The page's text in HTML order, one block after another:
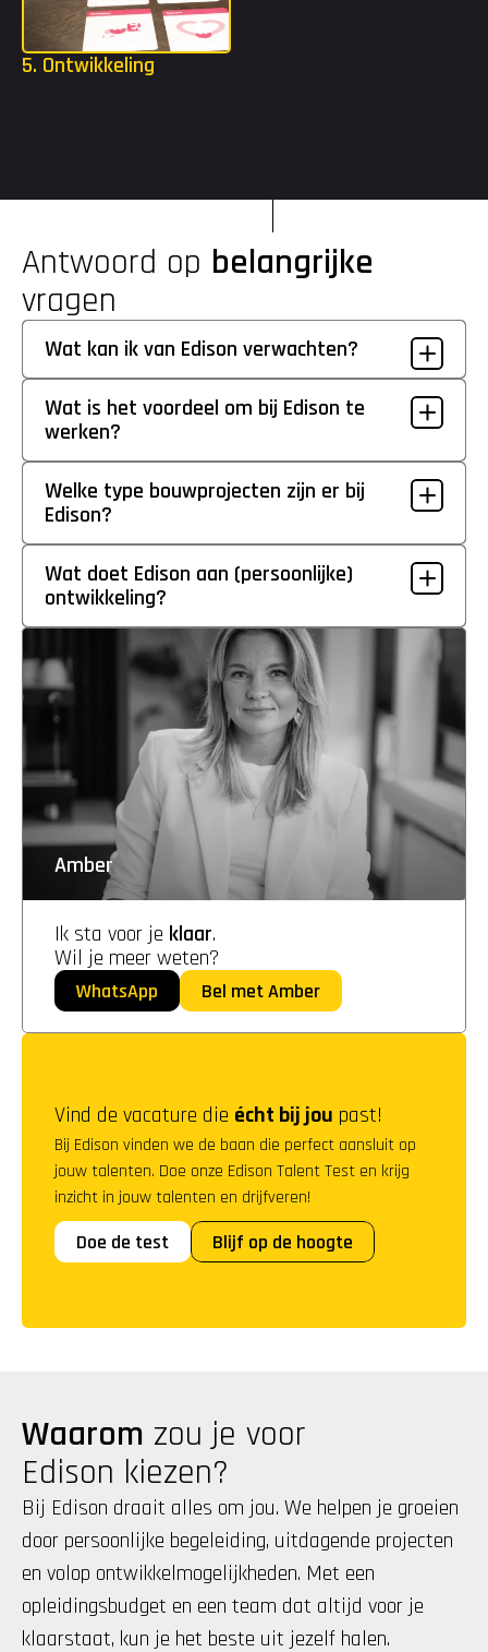
5. Ontwikkeling
Antwoord op belangrijke
vragen
Wat kan ik van Edison verwachten?
Wat is het voordeel om bij Edison te
werken?
Welke type bouwprojecten zijn er bij
Edison?
Wat doet Edison aan (persoonlijke)
ontwikkeling?
Amber
Ik sta voor je klaar.
Wil je meer weten?
WhatsApp Bel met Amber
Vind de vacature die écht bij jou past!
Bij Edison vinden we de baan die perfect aansluit op
jouw talenten. Doe onze Edison Talent Test en krijg
inzicht in jouw talenten en drijfveren!
Doe de test Blijf op de hoogte
Waarom zou je voor
Edison kiezen?
Bij Edison draait alles om jou. We helpen je groeien
door persoonlijke begeleiding, uitdagende projecten
en volop ontwikkelmogelijkheden. Met een
opleidingsbudget en een team dat altijd voor je
klaarstaat, kun je het beste uit jezelf halen.